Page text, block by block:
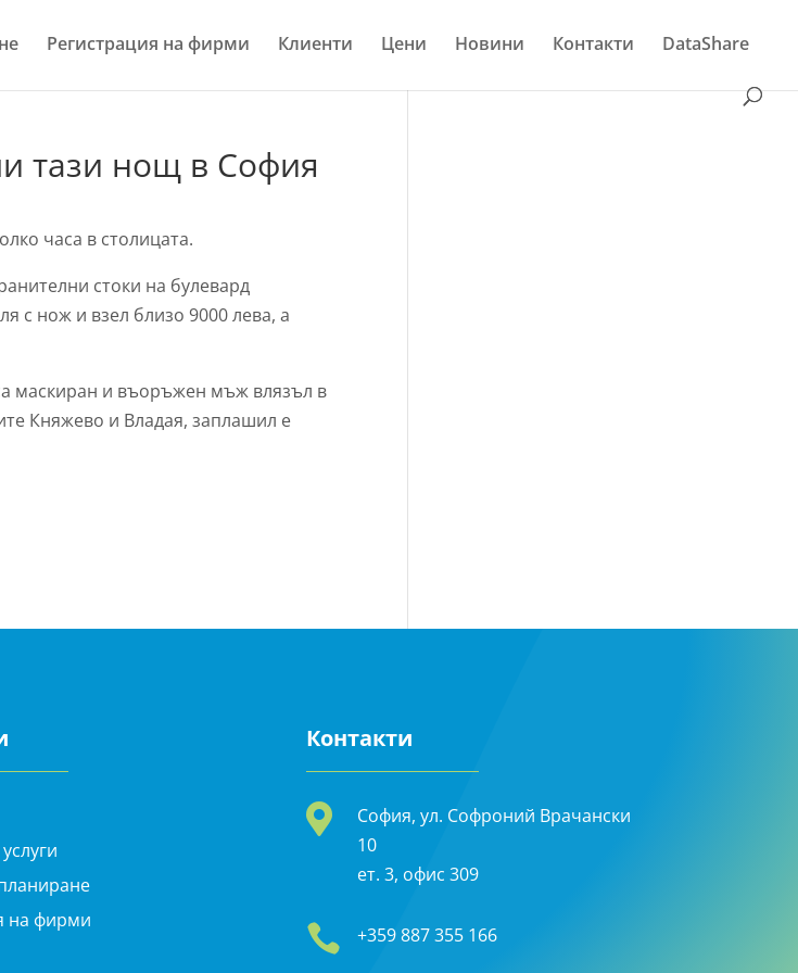
Регистрация на фирми Клиенти Цени Новини Контакти DataShare
тази нощ в София
часа в столицата.
стоки на булевард
с нож и взел близо 9000 лева, а
маскиран и въоръжен мъж влязъл в
Княжево и Владая, заплашил е
на фирми
Контакти

София, ул. Софроний Врачански
10
ет. 3, офис 309
 +359 887 355 166